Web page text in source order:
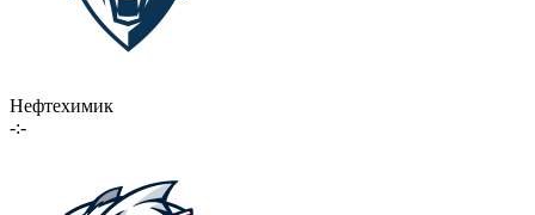
Нефтехимик
-:-